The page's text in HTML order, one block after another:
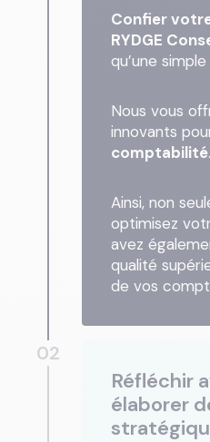
Confier
RYDGE
qu’une
Nous vous
innovants
comptabilité.
Ainsi, non
optimisez
avez
qualité
de vos
02
Réfléchir
élaborer